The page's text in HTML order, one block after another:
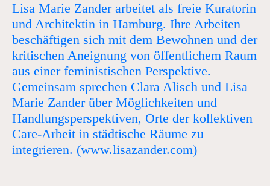
Lisa Marie Zander arbeitet als freie Kuratorin
und Architektin in Hamburg. Ihre Arbeiten
beschäftigen sich mit dem Bewohnen und der
kritischen Aneignung von öffentlichem Raum
aus einer feministischen Perspektive.
Gemeinsam sprechen Clara Alisch und Lisa
Marie Zander über Möglichkeiten und
Handlungsperspektiven, Orte der kollektiven
Care-Arbeit in städtische Räume zu
integrieren. (www.lisazander.com)